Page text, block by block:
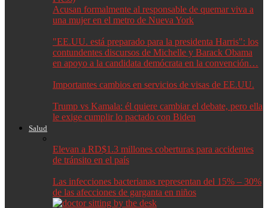
Acusan formalmente al responsable de quemar viva a
una mujer en el metro de Nueva York
"EE.UU. está preparado para la presidenta Harris": los
contundentes discursos de Michelle y Barack Obama
en apoyo a la candidata demócrata en la convención…
Importantes cambios en servicios de visas de EE.UU.
Trump vs Kamala: él quiere cambiar el debate, pero ella
le exige cumplir lo pactado con Biden
Salud
Elevan a RD$1.3 millones coberturas para accidentes
de tránsito en el país
Las infecciones bacterianas representan del 15% – 30%
de las afecciones de garganta en niños